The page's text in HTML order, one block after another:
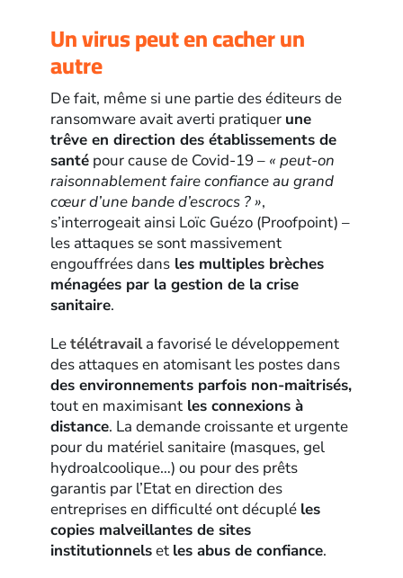
Un virus peut en cacher un
autre
De fait, même si une partie des éditeurs de
ransomware avait averti pratiquer une
trêve en direction des établissements de
santé pour cause de Covid-19 – « peut-on
raisonnablement faire confiance au grand
cœur d’une bande d’escrocs ? »,
s’interrogeait ainsi Loïc Guézo (Proofpoint) –
les attaques se sont massivement
engouffrées dans les multiples brèches
ménagées par la gestion de la crise
sanitaire.
Letélétravaila favorisé le développement
des attaques en atomisant les postes dans
des environnements parfois non-maitrisés,
tout en maximisant les connexions à
distance. La demande croissante et urgente
pour du matériel sanitaire (masques, gel
hydroalcoolique…) ou pour des prêts
garantis par l’Etat en direction des
entreprises en difficulté ont décuplé les
copies malveillantes de sites
institutionnelset les abus de confiance.